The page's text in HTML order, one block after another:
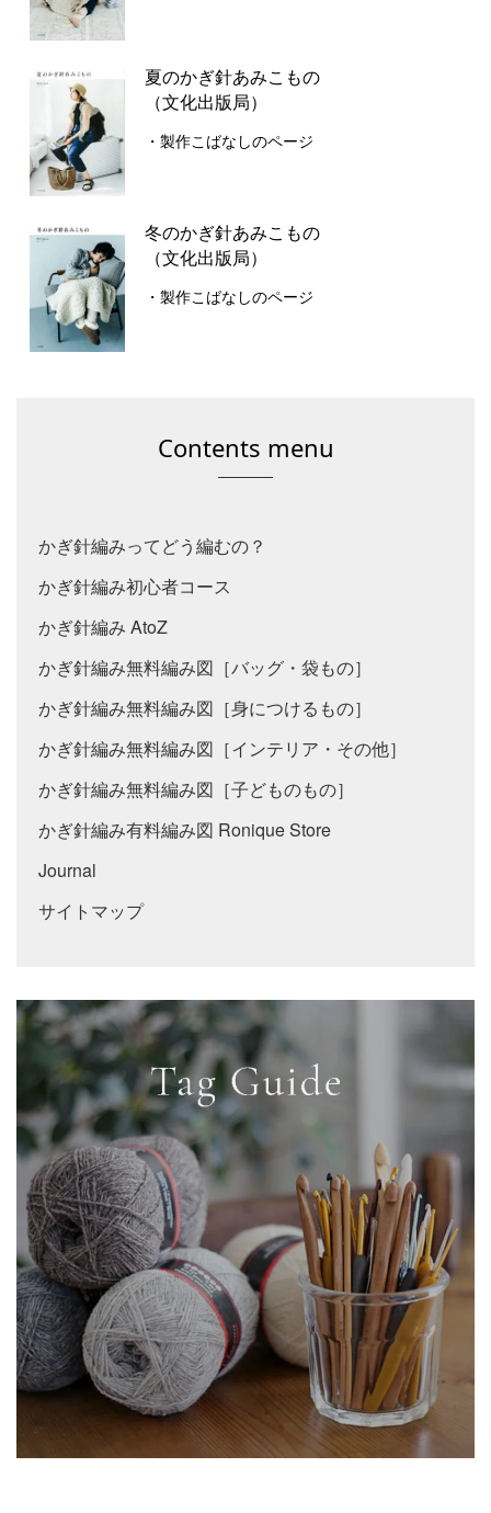
夏のかぎ針あみこもの
（文化出版局）
・製作こばなしのページ
冬のかぎ針あみこもの
（文化出版局）
・製作こばなしのページ
Contents menu
かぎ針編みってどう編むの？
かぎ針編み初心者コース
かぎ針編み AtoZ
かぎ針編み無料編み図［バッグ・袋もの］
かぎ針編み無料編み図［身につけるもの］
かぎ針編み無料編み図［インテリア・その他］
かぎ針編み無料編み図［子どものもの］
かぎ針編み有料編み図 Ronique Store
Journal
サイトマップ